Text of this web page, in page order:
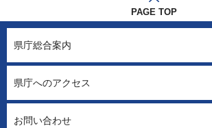
PAGE TOP
県庁総合案内
県庁へのアクセス
お問い合わせ